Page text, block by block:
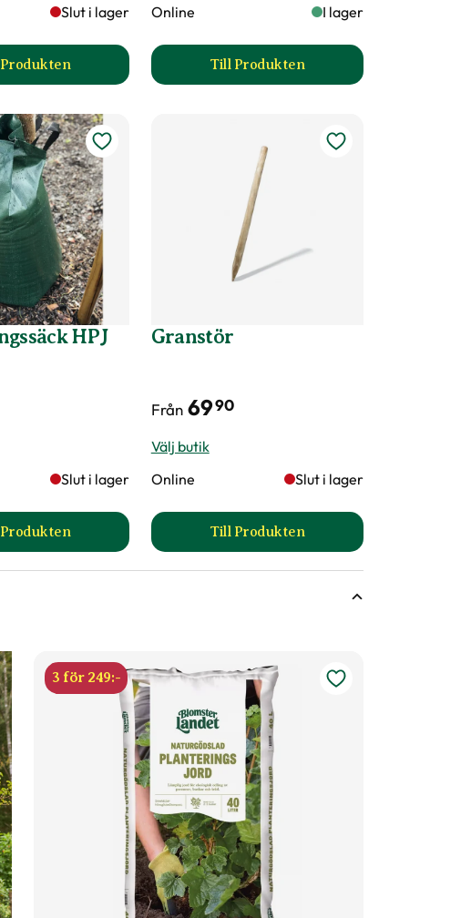
Slut i lager
till Träduppbindare produktsida
Online
I lager
Till Produkten
till Juteband produktsida
HPJ
Slut i lager
till Bevattningssäck HPJ produktsida
Granstör
Från 6990
Välj butik
Online
Slut i lager
Till Produkten
till Granstör produktsida
3 för 249:-